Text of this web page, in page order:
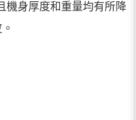
機身厚度和重量均有所降